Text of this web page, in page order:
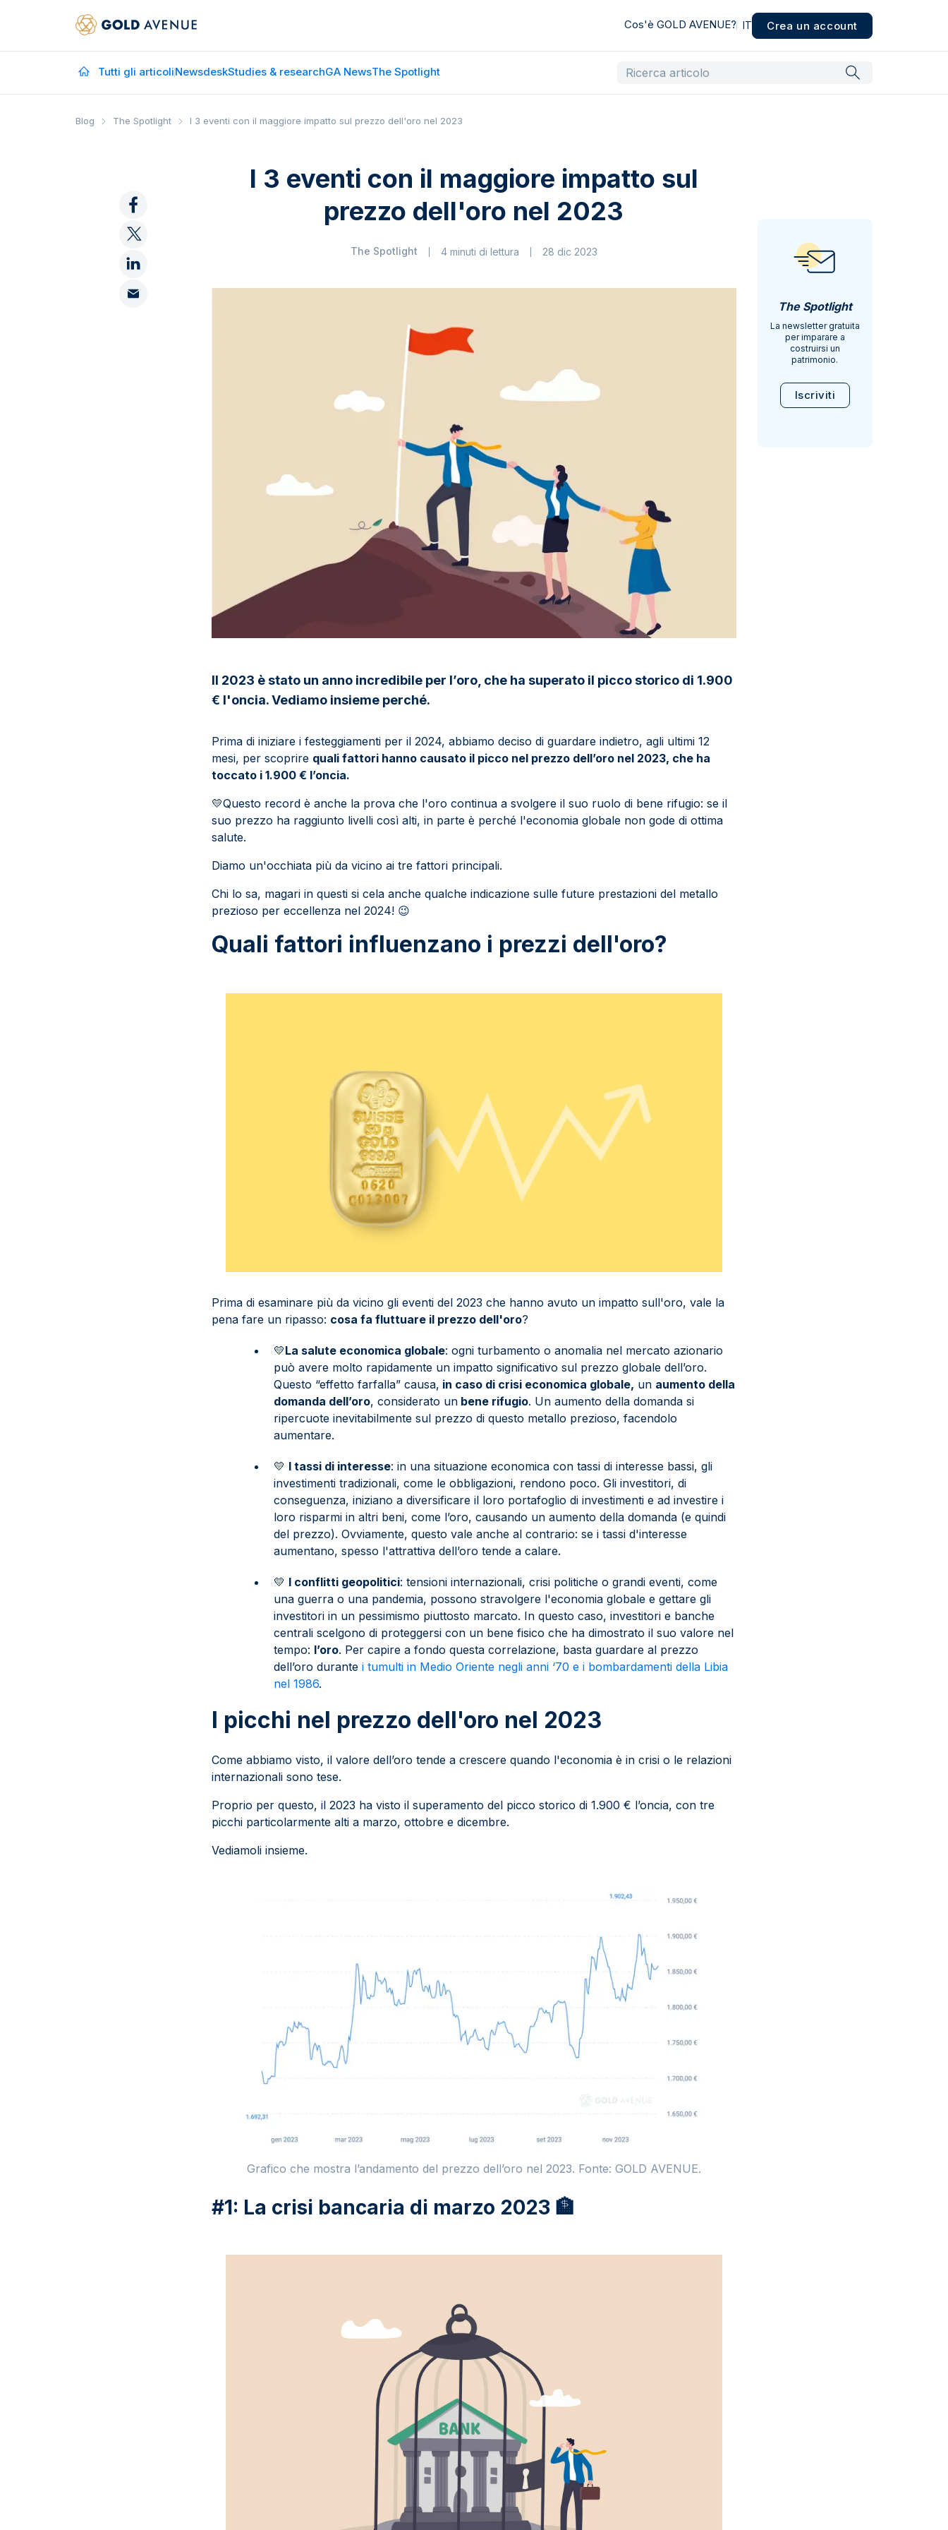
Cos'è GOLD AVENUE? IT Crea un account
Tutti gli articoliNewsdeskStudies & researchGA NewsThe Spotlight
Blog The Spotlight I 3 eventi con il maggiore impatto sul prezzo dell'oro nel 2023
I 3 eventi con il maggiore impatto sul
prezzo dell'oro nel 2023
The Spotlight 4 minuti di lettura 28 dic 2023
Il 2023 è stato un anno incredibile per l’oro, che ha superato il picco storico di 1.900
€ l'oncia. Vediamo insieme perché.
Prima di iniziare i festeggiamenti per il 2024, abbiamo deciso di guardare indietro, agli ultimi 12
mesi, per scoprire quali fattori hanno causato il picco nel prezzo dell’oro nel 2023, che ha
toccato i 1.900 € l’oncia.
💛Questo record è anche la prova che l'oro continua a svolgere il suo ruolo di bene rifugio: se il
suo prezzo ha raggiunto livelli così alti, in parte è perché l'economia globale non gode di ottima
salute.
Diamo un'occhiata più da vicino ai tre fattori principali.
Chi lo sa, magari in questi si cela anche qualche indicazione sulle future prestazioni del metallo
prezioso per eccellenza nel 2024! 😉
Quali fattori influenzano i prezzi dell'oro?
Prima di esaminare più da vicino gli eventi del 2023 che hanno avuto un impatto sull'oro, vale la
pena fare un ripasso: cosa fa fluttuare il prezzo dell'oro?
💛La salute economica globale: ogni turbamento o anomalia nel mercato azionario
può avere molto rapidamente un impatto significativo sul prezzo globale dell’oro.
Questo “effetto farfalla” causa, in caso di crisi economica globale, un aumento della
domanda dell’oro, considerato un bene rifugio. Un aumento della domanda si
ripercuote inevitabilmente sul prezzo di questo metallo prezioso, facendolo
aumentare.
💛 I tassi di interesse: in una situazione economica con tassi di interesse bassi, gli
investimenti tradizionali, come le obbligazioni, rendono poco. Gli investitori, di
conseguenza, iniziano a diversificare il loro portafoglio di investimenti e ad investire i
loro risparmi in altri beni, come l’oro, causando un aumento della domanda (e quindi
del prezzo). Ovviamente, questo vale anche al contrario: se i tassi d'interesse
aumentano, spesso l'attrattiva dell’oro tende a calare.
💛 I conflitti geopolitici: tensioni internazionali, crisi politiche o grandi eventi, come
una guerra o una pandemia, possono stravolgere l'economia globale e gettare gli
investitori in un pessimismo piuttosto marcato. In questo caso, investitori e banche
centrali scelgono di proteggersi con un bene fisico che ha dimostrato il suo valore nel
tempo: l’oro. Per capire a fondo questa correlazione, basta guardare al prezzo
dell’oro durantei tumulti in Medio Oriente negli anni ‘70 e i bombardamenti della Libia
nel 1986.
I picchi nel prezzo dell'oro nel 2023
Come abbiamo visto, il valore dell’oro tende a crescere quando l'economia è in crisi o le relazioni
internazionali sono tese.
Proprio per questo, il 2023 ha visto il superamento del picco storico di 1.900 € l’oncia, con tre
picchi particolarmente alti a marzo, ottobre e dicembre.
Vediamoli insieme.
Grafico che mostra l’andamento del prezzo dell’oro nel 2023. Fonte: GOLD AVENUE.
#1: La crisi bancaria di marzo 2023 🏦
The Spotlight
La newsletter gratuita
per imparare a
costruirsi un
patrimonio.
Iscriviti